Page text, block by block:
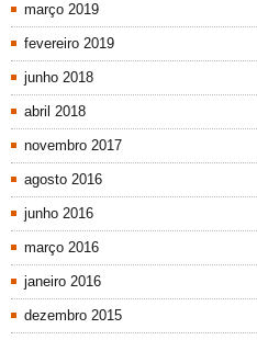
março 2019
fevereiro 2019
junho 2018
abril 2018
novembro 2017
agosto 2016
junho 2016
março 2016
janeiro 2016
dezembro 2015